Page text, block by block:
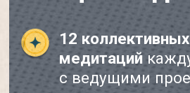
*Все события проходят онлайн —
с ведущими и участниками в
реальном времени.